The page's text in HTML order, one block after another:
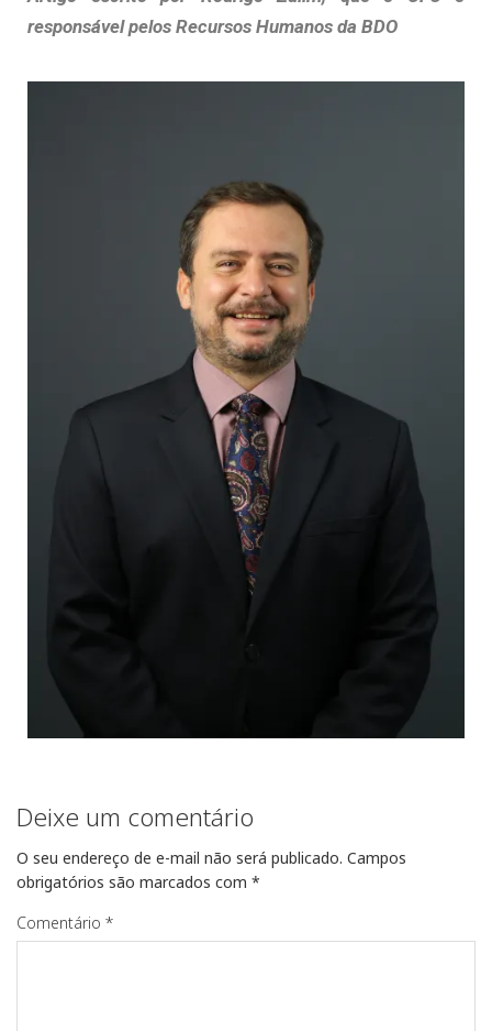
responsável pelos Recursos Humanos da BDO
Deixe um comentário
O seu endereço de e-mail não será publicado. Campos
obrigatórios são marcados com *
Comentário *